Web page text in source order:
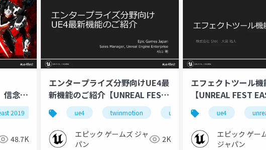
信念と
2019 ue-console ue-bp ue-effect ue-optimize
48.7K
エンタープライズ分野向けUE4最
新機能のご紹介【UNREAL FEST
EAST 2019】
ue4 twinmotion unreal fest east 2019 ue-
エピック ゲームズ ジャ
パン
2K
エフェクトツール
【UNREAL FEST
ue4
エピック ゲー
ジャパン